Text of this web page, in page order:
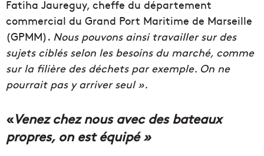
Fatiha Jaureguy, cheffe du département
commercial du Grand Port Maritime de Marseille
(GPMM). Nous pouvons ainsi travailler sur des
sujets ciblés selon les besoins du marché, comme
sur la filière des déchets par exemple. On ne
pourrait pas y arriver seul ».
«Venez chez nous avec des bateaux
propres, on est équipé »